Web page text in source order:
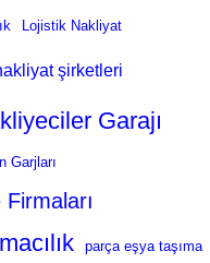
Lojistik Nakliyat
şirketleri
Garajı
Garjları
parça eşya taşıma